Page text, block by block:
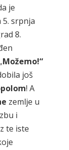
je
srpnja
8.
Možemo!“
još
! A
zemlje u
i
te iste